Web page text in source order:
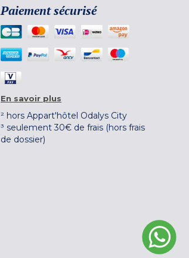
Paiement sécurisé
En savoir plus
² hors Appart'hôtel Odalys City
³ seulement 30€ de frais (hors frais
de dossier)